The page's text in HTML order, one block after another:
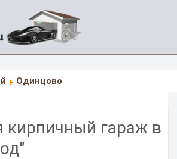
Одинцово
кирпичный гараж в